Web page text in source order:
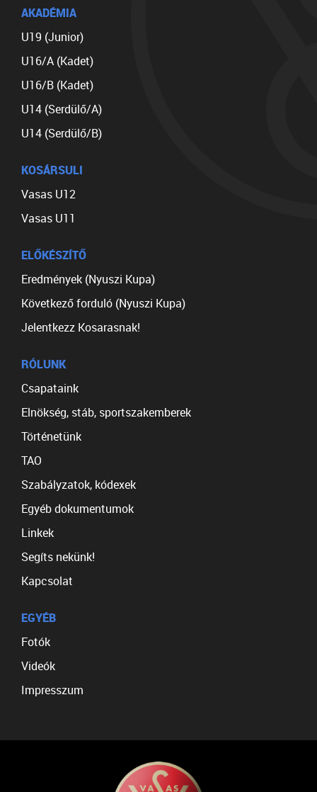
AKADÉMIA
U19 (Junior)
U16/A (Kadet)
U16/B (Kadet)
U14 (Serdülő/A)
U14 (Serdülő/B)
KOSÁRSULI
Vasas U12
Vasas U11
ELŐKÉSZÍTŐ
Eredmények (Nyuszi Kupa)
Következő forduló (Nyuszi Kupa)
Jelentkezz Kosarasnak!
RÓLUNK
Csapataink
Elnökség, stáb, sportszakemberek
Történetünk
TAO
Szabályzatok, kódexek
Egyéb dokumentumok
Linkek
Segíts nekünk!
Kapcsolat
EGYÉB
Fotók
Videók
Impresszum